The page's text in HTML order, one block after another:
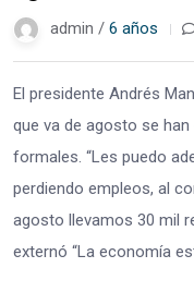
admin / 6 años
El presidente Andrés
que va de agosto se
formales. “Les puedo
perdiendo empleos, al
agosto llevamos 30 mil
externó “La economía